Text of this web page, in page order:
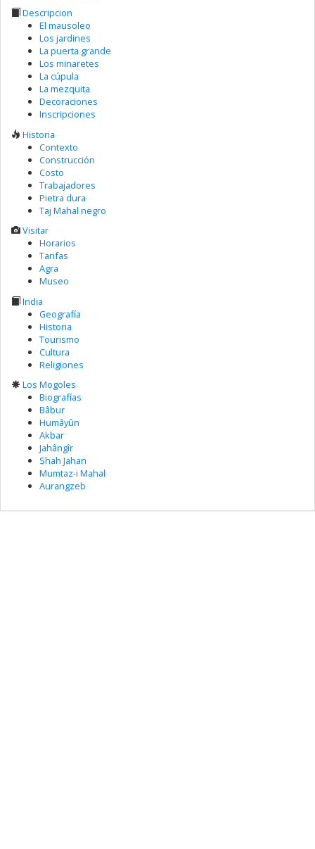
Descripcion
El mausoleo
Los jardines
La puerta grande
Los minaretes
La cúpula
La mezquita
Decoraciones
Inscripciones
Historia
Contexto
Construcción
Costo
Trabajadores
Pietra dura
Taj Mahal negro
Visitar
Horarios
Tarifas
Agra
Museo
India
Geografía
Historia
Tourismo
Cultura
Religiones
Los Mogoles
Biografías
Bâbur
Humâyûn
Akbar
Jahângîr
Shah Jahan
Mumtaz-i Mahal
Aurangzeb